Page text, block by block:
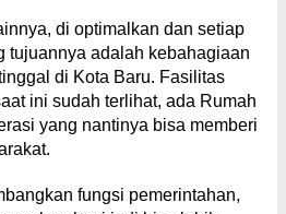
di optimalkan dan setiap
tujuannya adalah kebahagiaan
di Kota Baru. Fasilitas
ini sudah terlihat, ada Rumah
yang nantinya bisa memberi
fungsi pemerintahan,